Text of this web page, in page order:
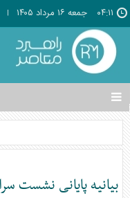
۰۴:۱۱ جمعه ۱۶ مرداد ۱۴۰۵
تغییر
وضعیت
منوی
ها
بیانیه پایانی نشست